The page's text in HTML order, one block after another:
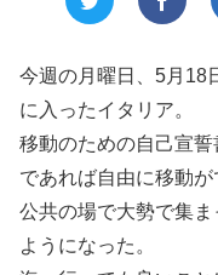
今週の月曜日、5月18
に入ったイタリア。
移動のための自己宣
であれば自由に移動が
公共の場で大勢で集
ようになった。